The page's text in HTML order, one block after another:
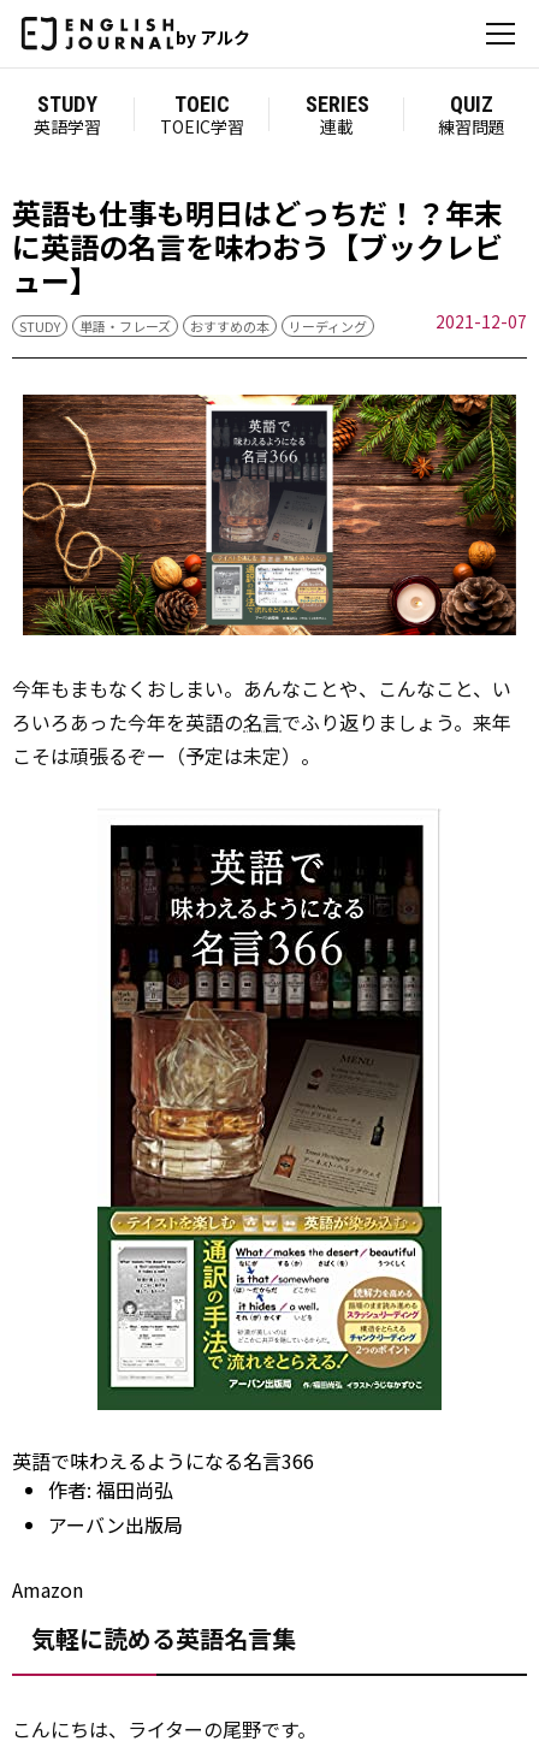
by アルク
STUDY
英語学習
TOEIC
TOEIC学習
SERIES
連載
QUIZ
練習問題
英語も仕事も明日はどっちだ！？年末
に英語の名言を味わおう【ブックレビ
ュー】
STUDY 単語・フレーズ おすすめの本 リーディング 2021-12-07
今年もまもなくおしまい。あんなことや、こんなこと、い
ろいろあった今年を英語の名言でふり返りましょう。来年
こそは頑張るぞー（予定は未定）。
英語で味わえるようになる名言366
作者: 福田尚弘
アーバン出版局
Amazon
気軽に読める英語名言集
こんにちは、ライターの尾野です。